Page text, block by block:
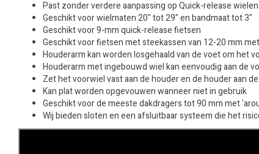
Past zonder verdere aanpassing op Quick-release
Geschikt voor wielmaten 20" tot 29" en bandmaat tot 3"
Geschikt voor 9-mm quick-release fietsen
Geschikt voor fietsen met steekassen van 12-20 mm
Houderarm kan worden losgehaald van de voet om het
Houderarm met ingebouwd wiel kan eenvoudig aan de
Zet het voorwiel vast aan de houder en de houder aan
Kan plat worden opgevouwen wanneer niet in gebruik
Geschikt voor de meeste dakdragers tot 90 mm met
Wij bieden sloten en een afsluitbaar systeem die het